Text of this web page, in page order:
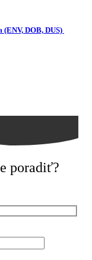
DOB, DUS)
poradiť?